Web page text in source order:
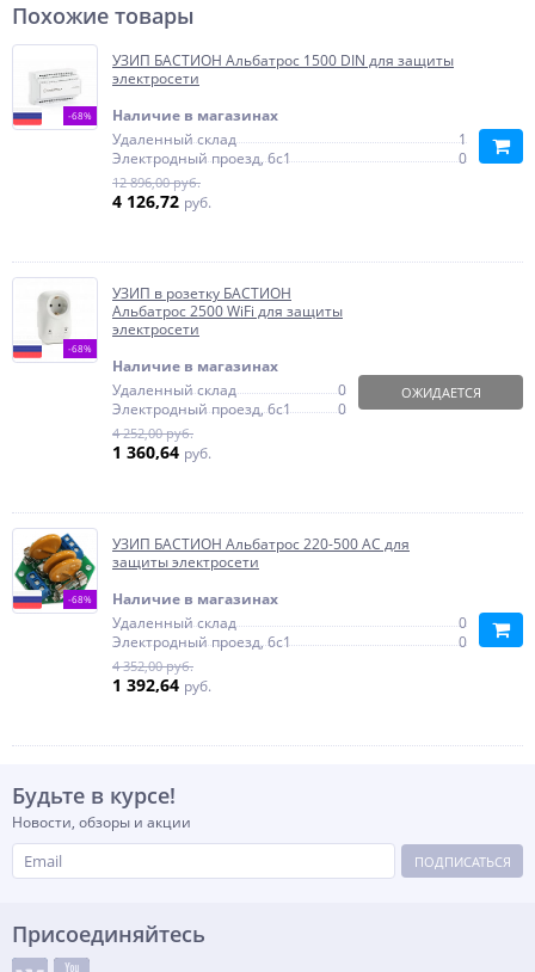
Похожие товары
-68%
УЗИП БАСТИОН Альбатрос 1500 DIN для защиты
электросети
Наличие в магазинах
Удаленный склад
1
Электродный проезд, 6с1
0
12 896,00 руб.
4 126,72 руб.
-68%
УЗИП в розетку БАСТИОН
Альбатрос 2500 WiFi для защиты
электросети
Наличие в магазинах
Удаленный склад
0
Электродный проезд, 6с1
0
4 252,00 руб.
1 360,64 руб.
ОЖИДАЕТСЯ
-68%
УЗИП БАСТИОН Альбатрос 220-500 АС для
защиты электросети
Наличие в магазинах
Удаленный склад
0
Электродный проезд, 6с1
0
4 352,00 руб.
1 392,64 руб.
Будьте в курсе!
Новости, обзоры и акции
ПОДПИСАТЬСЯ
Присоединяйтесь